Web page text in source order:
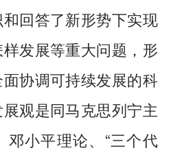
回答了新形势下实现
发展等重大问题，形
协调可持续发展的科
观是同马克思列宁主
邓小平理论、“三个代